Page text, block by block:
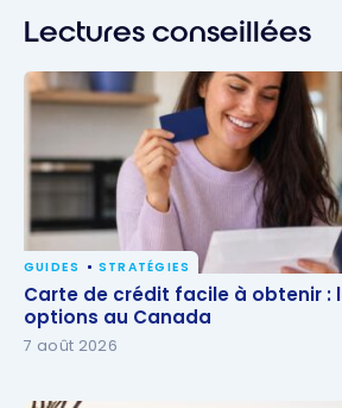
Lectures conseillées
Carte de crédit facile à obtenir :
options au Canada
GUIDES STRATÉGIES
Carte de crédit facile à obtenir :
options au Canada
7 août 2026